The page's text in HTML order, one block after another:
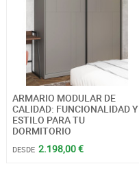
ARMARIO MODULAR DE
CALIDAD: FUNCIONALIDAD Y
ESTILO PARA TU
DORMITORIO
DESDE 2.198,00 €